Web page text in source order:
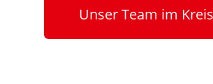
Unser Team im